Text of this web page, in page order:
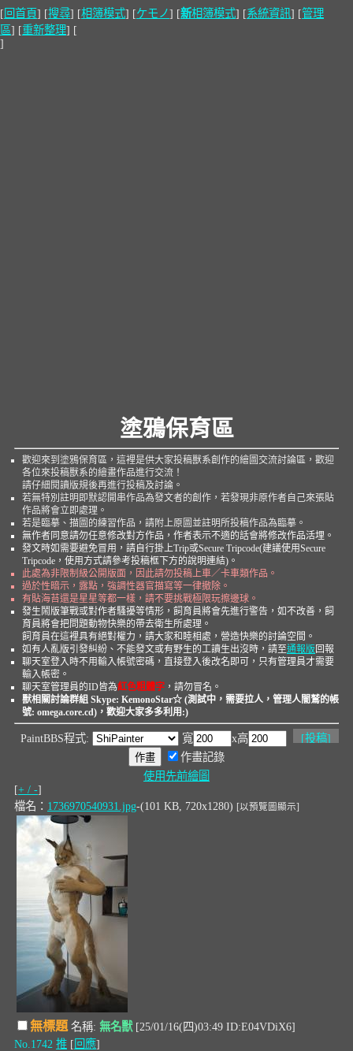
[ 回首頁] [搜尋] [相簿模式] [ケモノ] [新相簿模式] [系統資訊] [管理
區] [重新整理] [
]
塗鴉保育區
歡迎來到塗鴉保育區，這裡是供大家投稿獸系創作的繪圖交流討論區，歡迎
各位來投稿獸系的繪畫作品進行交流！
請仔細閱讀版規後再進行投稿及討論。
若無特別註明即默認開串作品為發文者的創作，若發現非原作者自己來張貼
作品將會立即處理。
若是臨摹、描圖的練習作品，請附上原圖並註明所投稿作品為臨摹。
無作者同意請勿任意修改對方作品，作者表示不適的話會將修改作品活埋。
發文時如需要避免冒用，請自行掛上Trip或Secure Tripcode(建議使用Secure
Tripcode，使用方式請參考投稿框下方的說明連結)。
此處為非限制級公開版面，因此請勿投稿上車／卡車類作品。
過於性暗示，露點，強調性器官描寫等一律撤除。
有貼海苔還是星星等都一樣，請不要挑戰極限玩擦邊球。
發生鬧版筆戰或對作者騷擾等情形，飼育員將會先進行警告，如不改善，飼
育員將會把問題動物快樂的帶去衛生所處理。
飼育員在這裡具有絕對權力，請大家和睦相處，營造快樂的討論空間。
如有人亂版引發糾紛、不能發文或有野生的工讀生出沒時，請至通報版 回報
聊天室登入時不用輸入帳號密碼，直接登入後改名即可，只有管理員才需要
輸入帳密。
聊天室管理員的ID皆為紅色粗體字 ，請勿冒名。
獸相關討論群組 Skype: KemonoStar☆ (測試中，需要拉人，管理人闇鷲的帳
號: omega.core.cd)，歡迎大家多多利用:)
[投稿]
PaintBBS程式: 寬
x高
作畫記錄
使用先前繪圖
[+ / -]
檔名： 1736970540931.jpg-(101 KB, 720x1280) [以預覽圖顯示]
無標題 名稱: 無名獸[25/01/16(四)03:49 ID:E04VDiX6]
No.1742 推 [回應]